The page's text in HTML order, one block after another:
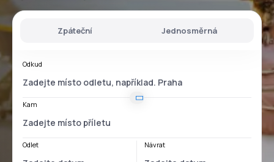
Zpáteční Jednosměrná
Odkud
Kam
Odlet Návrat